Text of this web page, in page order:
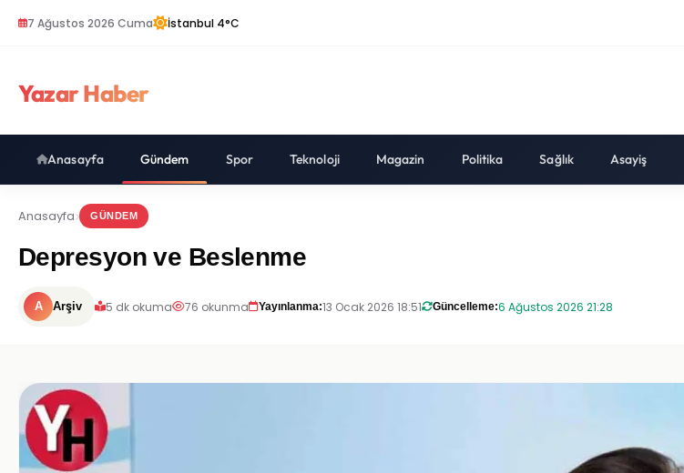
7 Ağustos 2026 Cuma İstanbul 4°C
Yazar Haber
Anasayfa Gündem Spor Teknoloji Magazin Politika Sağlık Asayiş
Anasayfa GÜNDEM
Depresyon ve Beslenme
A Arşiv 5 dk okuma 76 okunma Yayınlanma:13 Ocak 2026 18:51 Güncelleme:6 Ağustos 2026 21:28